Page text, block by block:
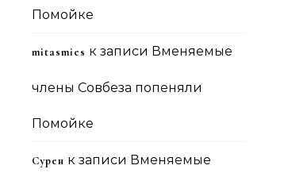
Помойке
mitasmies к записи Вменяемые
члены Совбеза попеняли
Помойке
Сурен к записи Вменяемые